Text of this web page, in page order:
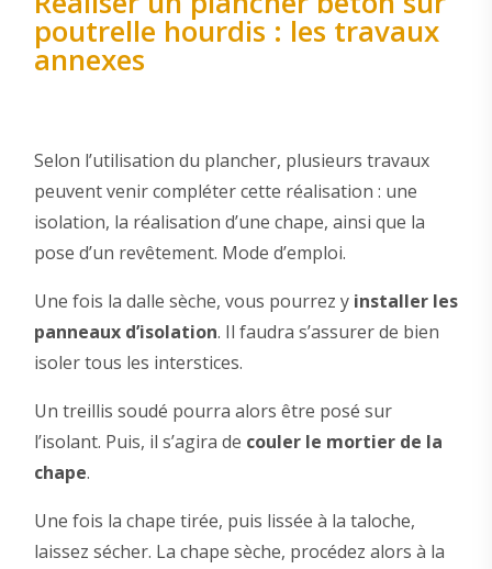
poutrelle hourdis : les travaux
annexes
Selon l’utilisation du plancher, plusieurs travaux
peuvent venir compléter cette réalisation : une
isolation, la réalisation d’une chape, ainsi que la
pose d’un revêtement. Mode d’emploi.
Une fois la dalle sèche, vous pourrez y installer les
panneaux d’isolation. Il faudra s’assurer de bien
isoler tous les interstices.
Un treillis soudé pourra alors être posé sur
l’isolant. Puis, il s’agira de couler le mortier de la
chape.
Une fois la chape tirée, puis lissée à la taloche,
laissez sécher. La chape sèche, procédez alors à la